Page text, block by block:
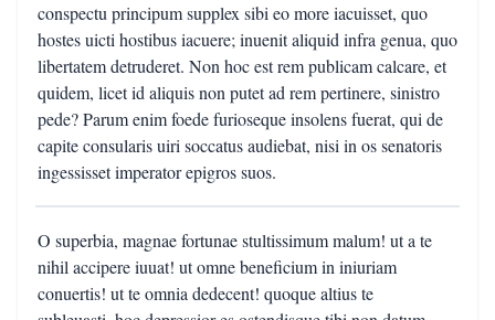
conspectu principum supplex sibi eo more iacuisset, quo
hostes uicti hostibus iacuere; inuenit aliquid infra genua, quo
libertatem detruderet. Non hoc est rem publicam calcare, et
quidem, licet id aliquis non putet ad rem pertinere, sinistro
pede? Parum enim foede furioseque insolens fuerat, qui de
capite consularis uiri soccatus audiebat, nisi in os senatoris
ingessisset imperator epigros suos.
O superbia, magnae fortunae stultissimum malum! ut a te
nihil accipere iuuat! ut omne beneficium in iniuriam
conuertis! ut te omnia dedecent! quoque altius te